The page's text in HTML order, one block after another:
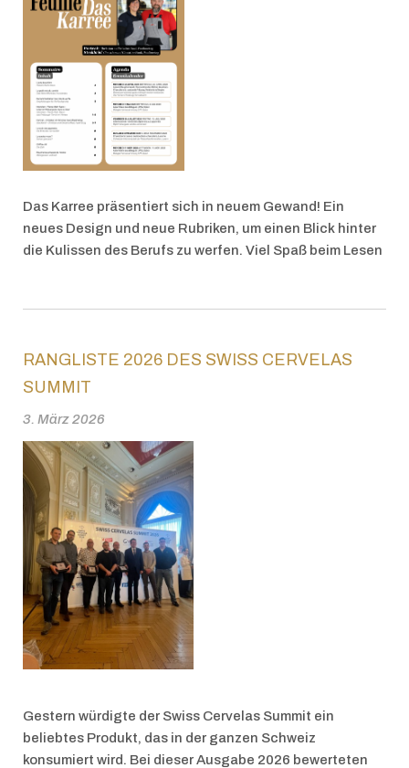
Das Karree präsentiert sich in neuem Gewand! Ein
neues Design und neue Rubriken, um einen Blick hinter
die Kulissen des Berufs zu werfen. Viel Spaß beim Lesen
RANGLISTE 2026 DES SWISS CERVELAS
SUMMIT
3. März 2026
Gestern würdigte der Swiss Cervelas Summit ein
beliebtes Produkt, das in der ganzen Schweiz
konsumiert wird. Bei dieser Ausgabe 2026 bewerteten